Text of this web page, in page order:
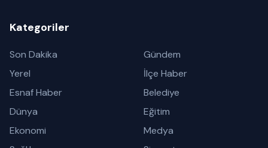
Kategoriler
Son Dakika
Gündem
Yerel
İlçe Haber
Esnaf Haber
Belediye
Dünya
Eğitim
Ekonomi
Medya